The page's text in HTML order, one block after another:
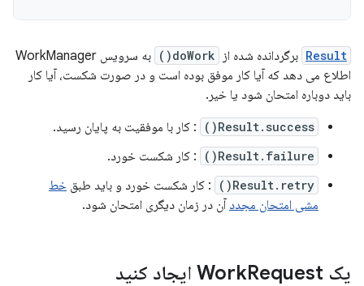
Result برگردانده شده از doWork()
به سرویس WorkManager
اطلاع می دهد که آیا کار موفق بوده است و در صورت شکست، آیا کار
باید دوباره امتحان شود یا خیر.
Result.success() : کار با موفقیت به پایان رسید.
Result.failure() : کار شکست خورد.
Result.retry() : کار شکست خورد و باید طبق خط
مشی امتحان مجدد آن در زمان دیگری امتحان شود.
یک Work Request ایجاد کنید